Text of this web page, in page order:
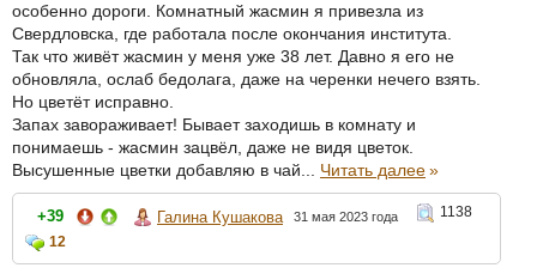
особенно дороги. Комнатный жасмин я привезла из
Свердловска, где работала после окончания института.
Так что живёт жасмин у меня уже 38 лет. Давно я его не
обновляла, ослаб бедолага, даже на черенки нечего взять.
Но цветёт исправно.
Запах завораживает! Бывает заходишь в комнату и
понимаешь - жасмин зацвёл, даже не видя цветок.
Высушенные цветки добавляю в чай... Читать далее»
+39 Галина Кушакова 31 мая 2023 года
1138
12